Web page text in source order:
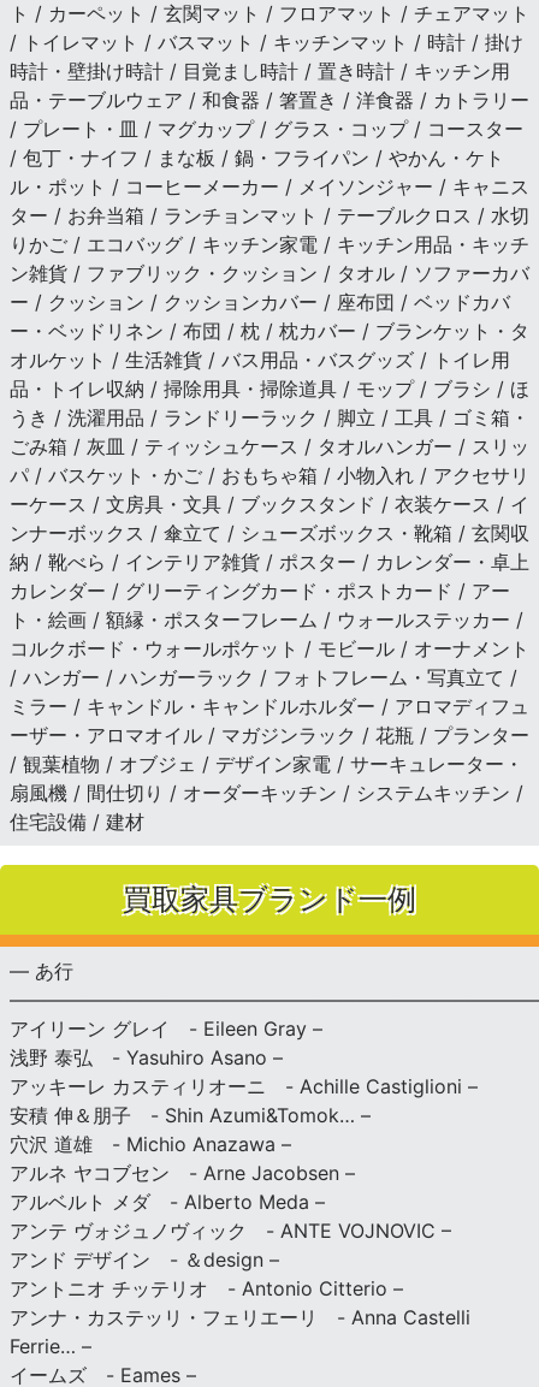
ト / カーペット / 玄関マット / フロアマット / チェアマット
/ トイレマット / バスマット / キッチンマット / 時計 / 掛け
時計・壁掛け時計 / 目覚まし時計 / 置き時計 / キッチン用
品・テーブルウェア / 和食器 / 箸置き / 洋食器 / カトラリー
/ プレート・皿 / マグカップ / グラス・コップ / コースター
/ 包丁・ナイフ / まな板 / 鍋・フライパン / やかん・ケト
ル・ポット / コーヒーメーカー / メイソンジャー / キャニス
ター / お弁当箱 / ランチョンマット / テーブルクロス / 水切
りかご / エコバッグ / キッチン家電 / キッチン用品・キッチ
ン雑貨 / ファブリック・クッション / タオル / ソファーカバ
ー / クッション / クッションカバー / 座布団 / ベッドカバ
ー・ベッドリネン / 布団 / 枕 / 枕カバー / ブランケット・タ
オルケット / 生活雑貨 / バス用品・バスグッズ / トイレ用
品・トイレ収納 / 掃除用具・掃除道具 / モップ / ブラシ / ほ
うき / 洗濯用品 / ランドリーラック / 脚立 / 工具 / ゴミ箱・
ごみ箱 / 灰皿 / ティッシュケース / タオルハンガー / スリッ
パ / バスケット・かご / おもちゃ箱 / 小物入れ / アクセサリ
ーケース / 文房具・文具 / ブックスタンド / 衣装ケース / イ
ンナーボックス / 傘立て / シューズボックス・靴箱 / 玄関収
納 / 靴べら / インテリア雑貨 / ポスター / カレンダー・卓上
カレンダー / グリーティングカード・ポストカード / アー
ト・絵画 / 額縁・ポスターフレーム / ウォールステッカー /
コルクボード・ウォールポケット / モビール / オーナメント
/ ハンガー / ハンガーラック / フォトフレーム・写真立て /
ミラー / キャンドル・キャンドルホルダー / アロマディフュ
ーザー・アロマオイル / マガジンラック / 花瓶 / プランター
/ 観葉植物 / オブジェ / デザイン家電 / サーキュレーター・
扇風機 / 間仕切り / オーダーキッチン / システムキッチン /
住宅設備 / 建材
買取家具ブランド一例
— あ行
アイリーン グレイ - Eileen Gray –
浅野 泰弘 - Yasuhiro Asano –
アッキーレ カスティリオーニ - Achille Castiglioni –
安積 伸＆朋子 - Shin Azumi&Tomok… –
穴沢 道雄 - Michio Anazawa –
アルネ ヤコブセン - Arne Jacobsen –
アルベルト メダ - Alberto Meda –
アンテ ヴォジュノヴィック - ANTE VOJNOVIC –
アンド デザイン - ＆design –
アントニオ チッテリオ - Antonio Citterio –
アンナ・カステッリ・フェリエーリ - Anna Castelli
Ferrie… –
イームズ - Eames –